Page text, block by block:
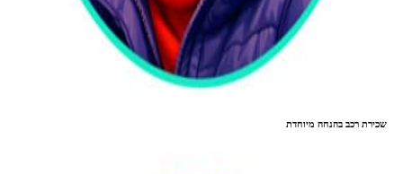
שכירת רכב בהנחה מיוחדת